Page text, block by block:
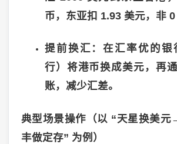
币，东亚扣 1.93 美元，非0
提前换汇：在汇率优的银
行）将港币换成美元，再
账，减少汇差。
典型场景操作（以 “天星换美元
丰做定存” 为例）